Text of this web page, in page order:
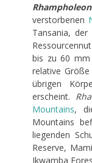
verstorbenen
Tansania,
bis zu 60 mm
relative
übrigen
erscheint.
Mountains,
Mountains
liegenden
Reserve,
Ikwamba